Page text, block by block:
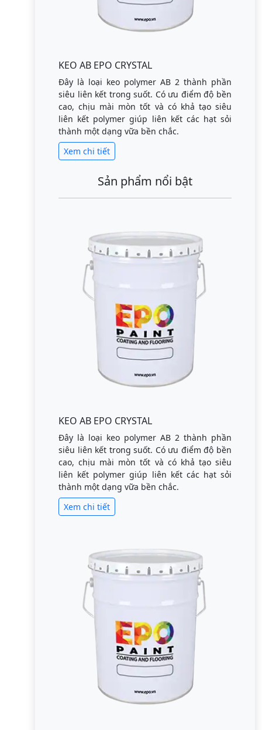
KEO AB EPO CRYSTAL
Đây là loại keo polymer AB 2 thành phần
siêu liên kết trong suốt. Có ưu điểm độ bền
cao, chịu mài mòn tốt và có khả tạo siêu
liên kết polymer giúp liên kết các hạt sỏi
thành một dạng vữa bền chắc.
Xem chi tiết
Sản phẩm nổi bật
KEO AB EPO CRYSTAL
Đây là loại keo polymer AB 2 thành phần
siêu liên kết trong suốt. Có ưu điểm độ bền
cao, chịu mài mòn tốt và có khả tạo siêu
liên kết polymer giúp liên kết các hạt sỏi
thành một dạng vữa bền chắc.
Xem chi tiết